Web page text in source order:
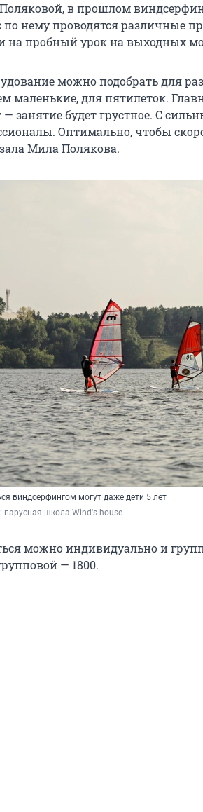
в прошлом
по нему проводятся различные
на пробный урок на выходных
можно подобрать для
маленькие, для пятилеток.
— занятие будет грустное. С
Оптимально, чтобы
Мила Полякова.
виндсерфингом могут даже дети 5 лет
парусная школа Wind's house
можно индивидуально и
— 1800.